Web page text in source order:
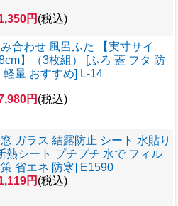
円 (税込)
合わせ 風呂ふた 【実寸サイ
】（3枚組） [ふろ 蓋 フタ 防
軽量 おすすめ] L-14
円 (税込)
ガラス 結露防止 シート 水貼り
熱シート プチプチ 水で フィル
省エネ 防寒] E1590
円 (税込)